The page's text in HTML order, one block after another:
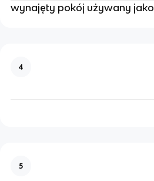
wynajęty pokój używany jako
4
5